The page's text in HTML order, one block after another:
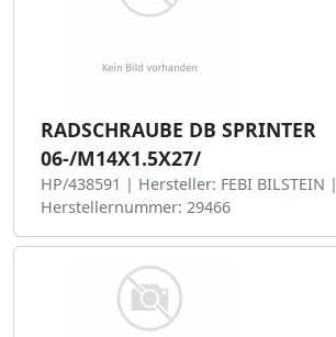
RADSCHRAUBE DB SPRINTER
06-/M14X1.5X27/
HP/438591 | Hersteller: FEBI BILSTEIN |
Herstellernummer: 29466